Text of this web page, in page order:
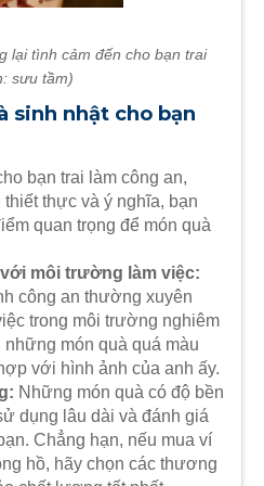
lại tình cảm đến cho bạn trai
sưu tầm)
sinh nhật cho bạn
bạn trai làm công an,
thực và ý nghĩa, bạn
quan trọng để món quà
môi trường làm việc:
công an thường xuyên
trong môi trường nghiêm
những món quà quá màu
với hình ảnh của anh ấy.
Những món quà có độ bền
dụng lâu dài và đánh giá
Chẳng hạn, nếu mua ví
hồ, hãy chọn các thương